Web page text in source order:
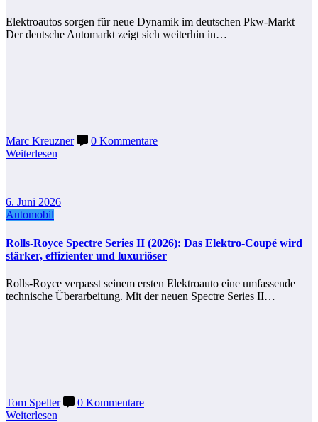
Elektroautos sorgen für neue Dynamik im deutschen Pkw-Markt
Der deutsche Automarkt zeigt sich weiterhin in…
Marc Kreuzner
0 Kommentare
Weiterlesen
6. Juni 2026
Automobil
Rolls-Royce Spectre Series II (2026): Das Elektro-Coupé wird
stärker, effizienter und luxuriöser
Rolls-Royce verpasst seinem ersten Elektroauto eine umfassende
technische Überarbeitung. Mit der neuen Spectre Series II…
Tom Spelter
0 Kommentare
Weiterlesen